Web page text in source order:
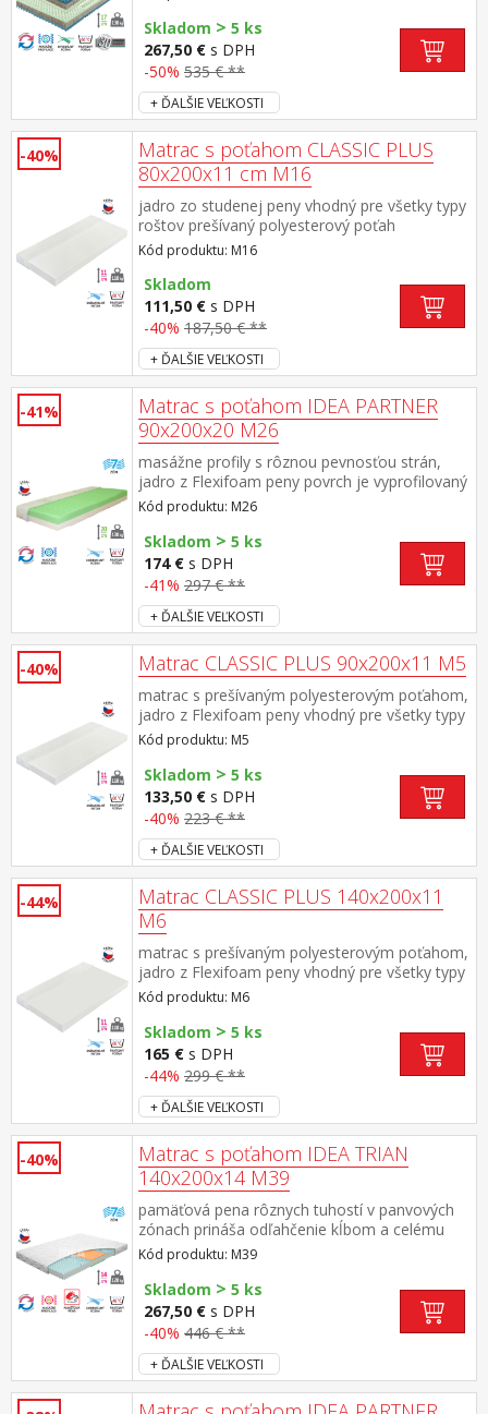
pien rôznych vlastností a tuhostí, ktorá
zabezpečuje komfort, vzdušnosť, ortopedické
vlastnosti a dlhú životnosť anatomická zónová
masážna profilácia – 7 zón na oboch stranách,
tuhosť strán – zelenkavá mäkšia strana tuhosť
2 z 5, modrá tuhšia strana tuhosť 2,5 z
5vzdušný poťah prešitý dutým vláknom,
vyrobený z 2 častí, snímateľný a prateľný do 60
° Codporúčaná nosnosť do 130 kg, výška
matraca 17 cm
Skladom > 5 ks
267,50 € s DPH
-50% 535 € **
+ ĎALŠIE VEĽKOSTI
-40%
Matrac s poťahom CLASSIC PLUS
80x200x11 cm M16
jadro zo studenej peny vhodný pre všetky typy
roštov prešívaný polyesterový poťah
snímateľný a prateľný do 40 °C odporúčaná
nosnosť do 110 kg
Kód produktu: M16
Skladom
111,50 € s DPH
-40% 187,50 € **
+ ĎALŠIE VEĽKOSTI
-41%
Matrac s poťahom IDEA PARTNER
90x200x20 M26
masážne profily s rôznou pevnosťou strán,
jadro z Flexifoam peny povrch je vyprofilovaný
do 7 anatomických zón na oboch stranách
tvrdá (biela) a mäkká (svetlo zelená) strana
vhodný pre všetky typy roštov vhodný pre
alergikov, poťah snímateľný a prateľný do 60
°C odporúčaná nosnosť do 130 kg
Kód produktu: M26
Skladom > 5 ks
174 € s DPH
-41% 297 € **
+ ĎALŠIE VEĽKOSTI
-40% Matrac CLASSIC PLUS 90x200x11 M5
matrac s prešívaným polyesterovým poťahom,
jadro z Flexifoam peny vhodný pre všetky typy
roštov poťah snímateľný a prateľný do 40 °C
odporúčaná nosnosť do 110 kg
Kód produktu: M5
Skladom > 5 ks
133,50 € s DPH
-40% 223 € **
+ ĎALŠIE VEĽKOSTI
-44%
Matrac CLASSIC PLUS 140x200x11
M6
matrac s prešívaným polyesterovým poťahom,
jadro z Flexifoam peny vhodný pre všetky typy
roštov poťah snímateľný a prateľný do 40 °C
odporúčaná nosnosť do 110 kg
Kód produktu: M6
Skladom > 5 ks
165 € s DPH
-44% 299 € **
+ ĎALŠIE VEĽKOSTI
-40%
Matrac s poťahom IDEA TRIAN
140x200x14 M39
pamäťová pena rôznych tuhostí v panvových
zónach prináša odľahčenie kĺbom a celému
pohybovému aparátu 7-zónová anatomická
masážna profilácia – veľmi jemná masáž v
priebehu spánku matrac s Visco systémom
rozdielnej tuhosti strán vhodná pre všetky typy
roštov poťah snímateľný a prateľný do 40 °C
Kód produktu: M39
Skladom > 5 ks
267,50 € s DPH
-40% 446 € **
+ ĎALŠIE VEĽKOSTI